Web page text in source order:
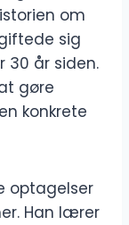
om
sig
30 år siden.
gøre
konkrete
optagelser
Han lærer